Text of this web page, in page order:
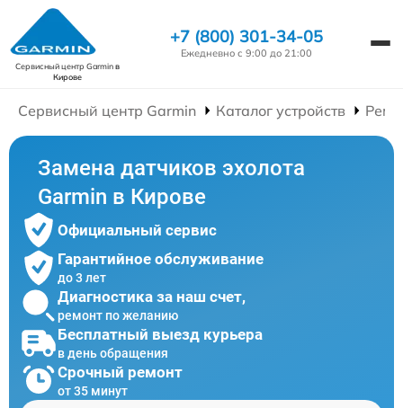
Сервисный центр Garminв
Кирове
+7 (800) 301-34-05
Ежедневно с 9:00 до 21:00
Сервисный центр Garmin Каталог устройств
Замена датчиков эхолота
Garmin в Кирове
Официальный сервис
Гарантийное обслуживание
до 3 лет
Диагностика за наш счет,
ремонт по желанию
Бесплатный выезд курьера
в день обращения
Срочный ремонт
от 35 минут